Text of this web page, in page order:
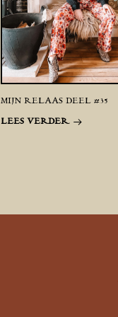
MIJN RELAAS DEEL #35
LEES VERDER